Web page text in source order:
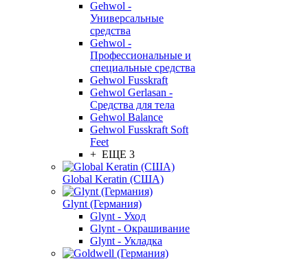
Gehwol -
Универсальные
средства
Gehwol -
Профессиональные и
специальные средства
Gehwol Fusskraft
Gehwol Gerlasan -
Средства для тела
Gehwol Balance
Gehwol Fusskraft Soft
Feet
+ ЕЩЕ 3
Global Keratin (США)
Glynt (Германия)
Glynt - Уход
Glynt - Окрашивание
Glynt - Укладка